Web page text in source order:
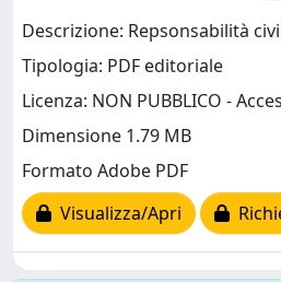
Descrizione: Repsonsabilità
Tipologia: PDF editoriale
Licenza: NON PUBBLICO -
Dimensione 1.79 MB
Formato Adobe PDF
Visualizza/Apri